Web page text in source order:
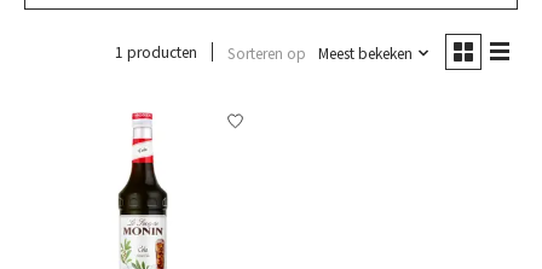
1 producten Sorteren op Meest bekeken